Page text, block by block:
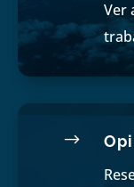
Ver
$